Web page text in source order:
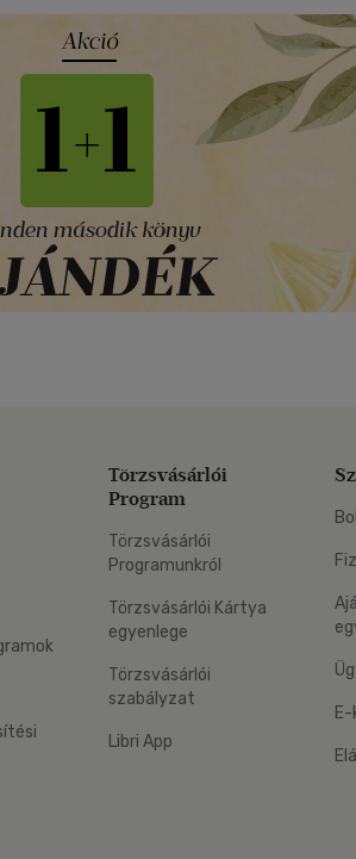
Törzsvásárlói
Program
Törzsvásárlói
Programunkról
Törzsvásárlói Kártya
egyenlege
Törzsvásárlói
szabályzat
Libri App